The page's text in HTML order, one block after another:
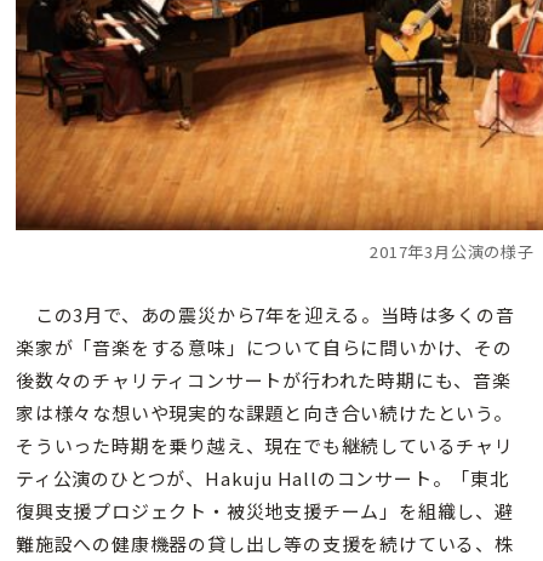
2017年3月公演の様子
この3月で、あの震災から7年を迎える。当時は多くの音
楽家が「音楽をする意味」について自らに問いかけ、その
後数々のチャリティコンサートが行われた時期にも、音楽
家は様々な想いや現実的な課題と向き合い続けたという。
そういった時期を乗り越え、現在でも継続しているチャリ
ティ公演のひとつが、Hakuju Hallのコンサート。「東北
復興支援プロジェクト・被災地支援チーム」を組織し、避
難施設への健康機器の貸し出し等の支援を続けている、株